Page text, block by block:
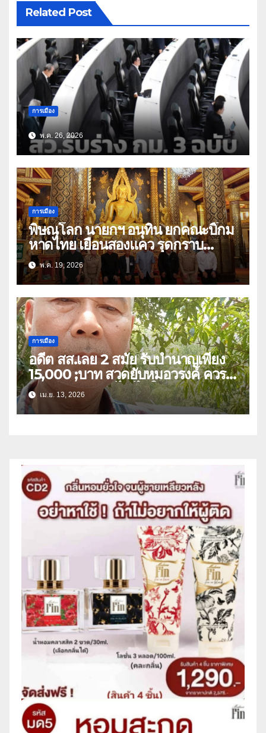
Related Post
การเมือง
พ.ค. 26, 2026
การเมือง
พิษณุโลก นายกฯ อนุทิน ยกคณะบิ๊กม
หาดไทย เยือนสองแคว รุดกราบ
พระพุทธชินราช ก่อนมีภารกิจร่วมฟัง
พระสวดอธิธรรม บิดา สส.พรรคภูมิใจ
ไทย เขต 3
พ.ค. 19, 2026
การเมือง
อดีต สส.เลย 2 สมัย รับบำนาญเพียง
15,000 ;บาท สวดยับหมอวรงค์ ควร
หาวิธีปรับลดแก้ไข ไม่ใช่ยกเลิก
เม.ย. 13, 2026